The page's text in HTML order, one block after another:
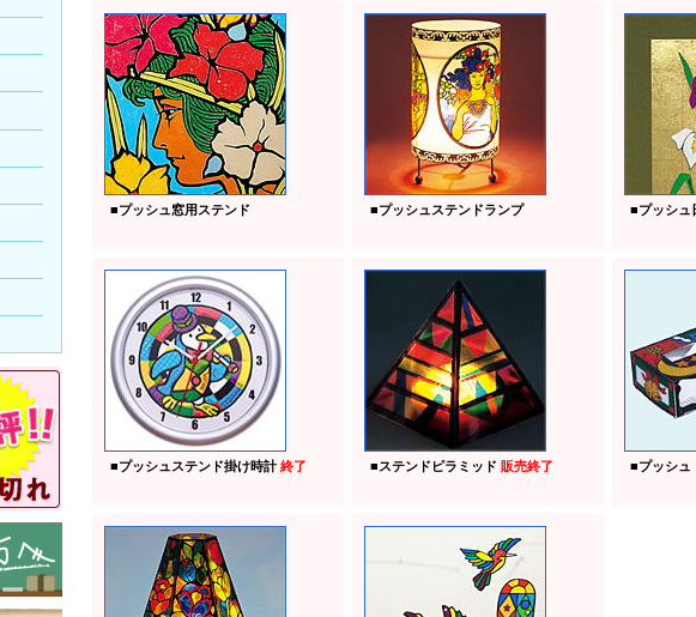
■プッシュ窓用ステンド ■プッシュステンドランプ ■プッシュ
■プッシュステンド掛け時計 終了 ■ステンドピラミッド 販売終了 ■プッシュ